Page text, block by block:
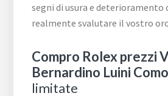
segni di usura e deterioramento
realmente svalutare il vostro
Compro Rolex prezzi
Bernardino Luini Como
limitate